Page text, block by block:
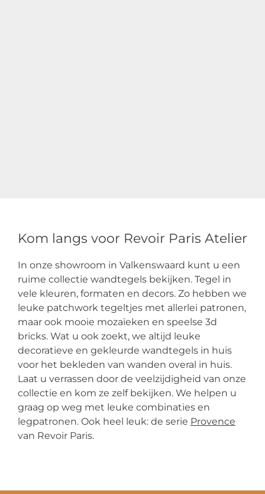
Kom langs voor Revoir Paris Atelier
In onze showroom in Valkenswaard kunt u een
ruime collectie wandtegels bekijken. Tegel in
vele kleuren, formaten en decors. Zo hebben we
leuke patchwork tegeltjes met allerlei patronen,
maar ook mooie mozaïeken en speelse 3d
bricks. Wat u ook zoekt, we altijd leuke
decoratieve en gekleurde wandtegels in huis
voor het bekleden van wanden overal in huis.
Laat u verrassen door de veelzijdigheid van onze
collectie en kom ze zelf bekijken. We helpen u
graag op weg met leuke combinaties en
legpatronen. Ook heel leuk: de serie Provence
van Revoir Paris.